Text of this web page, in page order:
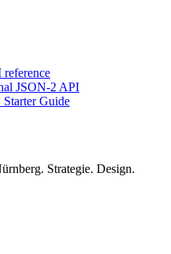
JSON-2 API
Starter Guide
Strategie. Design.